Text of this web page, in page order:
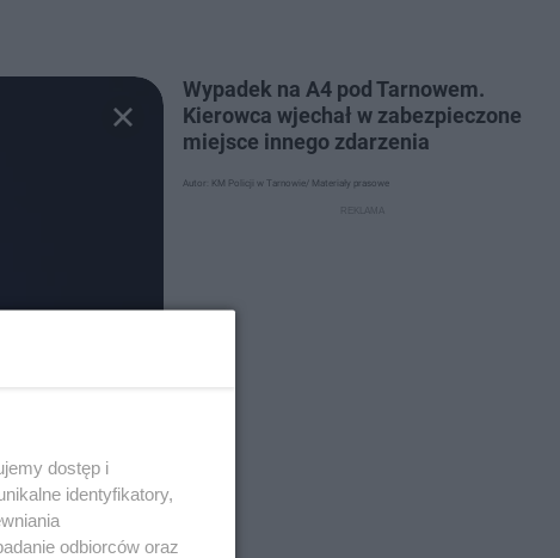
Wypadek na A4 pod Tarnowem.
Kierowca wjechał w zabezpieczone
miejsce innego zdarzenia
Autor: KM Policji w Tarnowie/ Materiały prasowe
dostęp i
identyfikatory,
odbiorców oraz